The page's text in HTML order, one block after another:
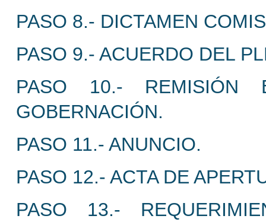
PASO 8.- DICTAMEN
PASO 9.- ACUERDO DEL
PASO 10.- REMISIÓN
GOBERNACIÓN.
PASO 11.- ANUNCIO.
PASO 12.- ACTA DE
PASO 13.-